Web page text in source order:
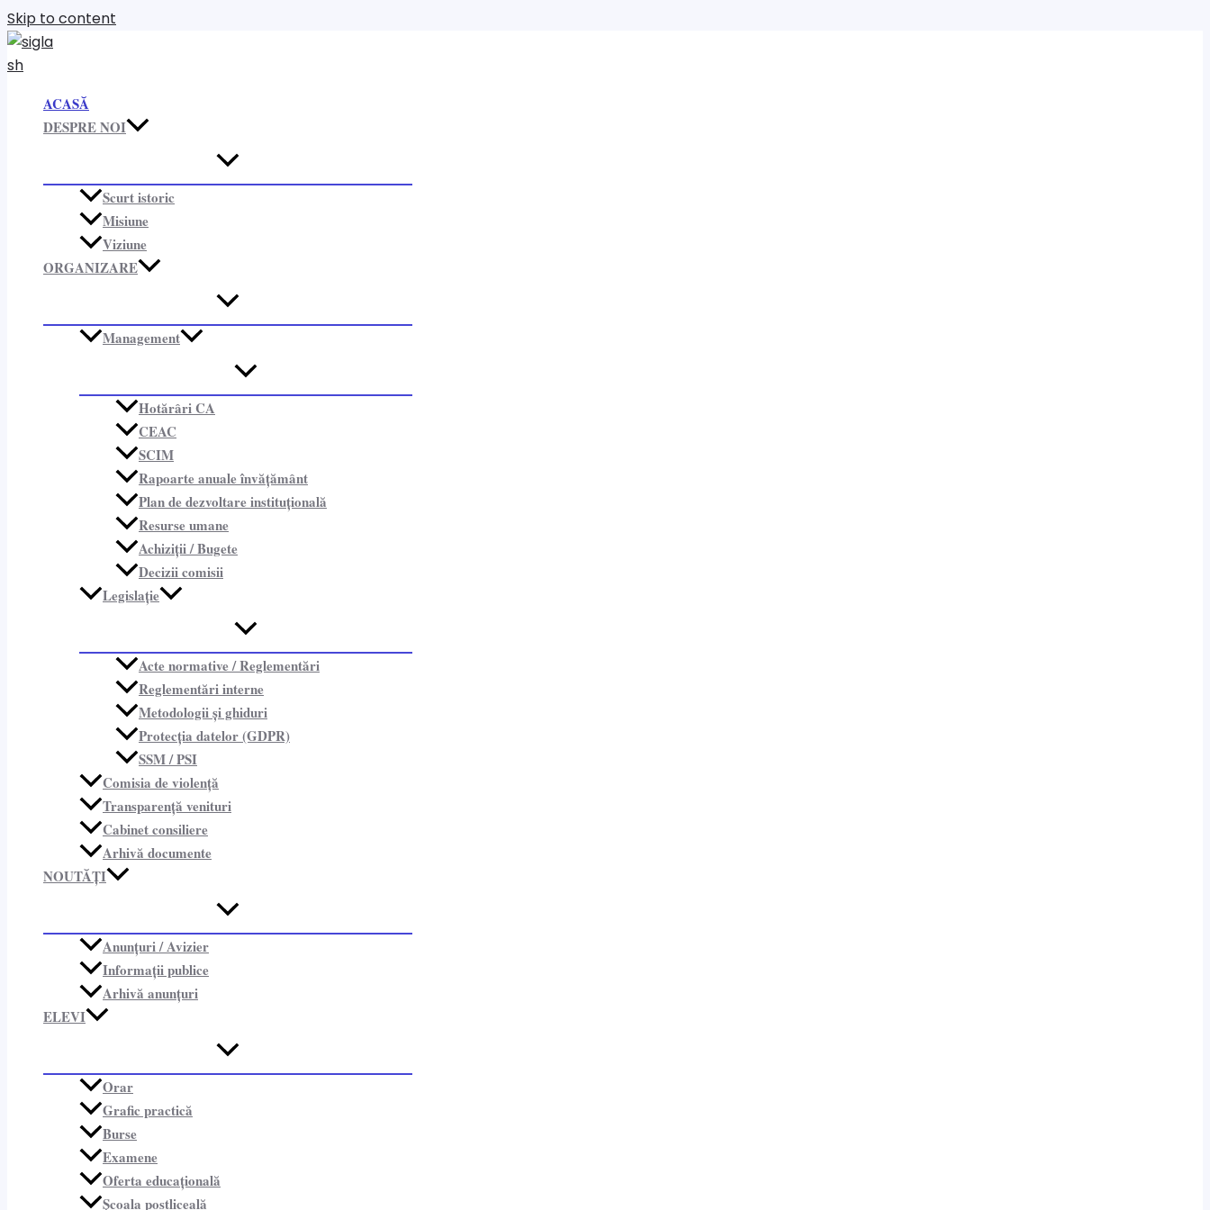
Skip to content
ACASĂ
DESPRE NOI
Scurt istoric
Misiune
Viziune
ORGANIZARE​
Management
Hotărâri CA
CEAC
SCIM
Rapoarte anuale învățământ
Plan de dezvoltare instituțională
Resurse umane
Achiziții / Bugete
Decizii comisii
Legislație
Acte normative / Reglementări
Reglementări interne
Metodologii și ghiduri
Protecția datelor (GDPR)
SSM / PSI
Comisia de violență
Transparență venituri
Cabinet consiliere​
Arhivă documente
NOUTĂȚI
Anunțuri / Avizier
Informații publice​
Arhivă anunțuri
ELEVI
Orar
Grafic practică
Burse
Examene
Oferta educațională
Școala postliceală